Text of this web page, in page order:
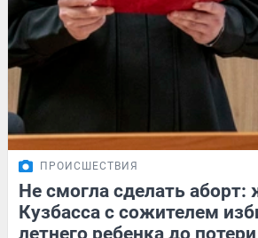
ПРОИСШЕСТВИЯ
Не смогла сделать аборт:
Кузбасса с сожителем
летнего ребенка до